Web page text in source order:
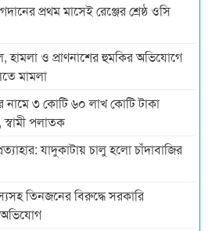
প্রথম মাসেই রেঞ্জের শ্রেষ্ঠ ওসি
হামলা ও প্রাণনাশের হুমকির অভিযোগে
মামলা
নামে ৩ কোটি ৬০ লাখ কোটি টাকা
স্বামী পলাতক
যাদুকাটায় চালু হলো চাঁদাবাজির
তিনজনের বিরুদ্ধে সরকারি
অভিযোগ